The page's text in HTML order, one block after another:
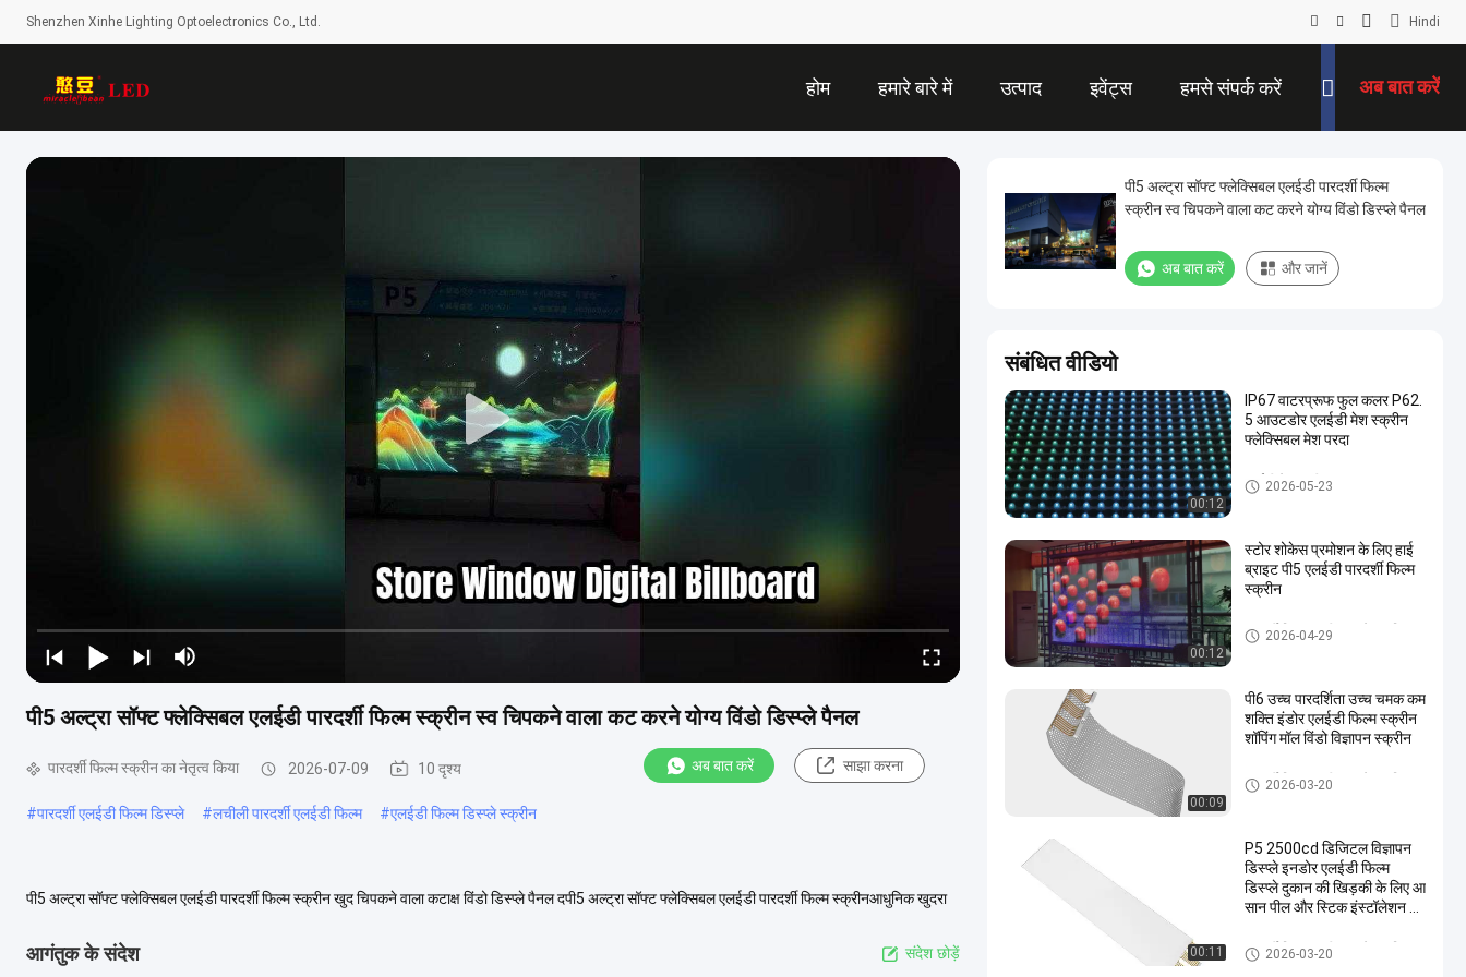
Shenzhen Xinhe Lighting Optoelectronics Co., Ltd. Hindi
होम हमारे बारे में उत्पाद इवेंट्स हमसे संपर्क करें अब बात करें
पी5 अल्ट्रा सॉफ्ट फ्लेक्सिबल एलईडी पारदर्शी फिल्म स्क्रीन स्व चिपकने वाला कट करने योग्य विंडो डिस्प्ले पैनल
पारदर्शी फिल्म स्क्रीन का नेतृत्व किया 2026-07-09 10 दृश्य अब बात करें साझा करना
#पारदर्शी एलईडी फिल्म डिस्प्ले #लचीली पारदर्शी एलईडी फिल्म #एलईडी फिल्म डिस्प्ले स्क्रीन
पी5 अल्ट्रा सॉफ्ट फ्लेक्सिबल एलईडी पारदर्शी फिल्म स्क्रीन खुद चिपकने वाला कटाक्ष विंडो डिस्प्ले पैनल दपी5 अल्ट्रा सॉफ्ट फ्लेक्सिबल एलईडी पारदर्शी फिल्म स्क्रीनआधुनिक खुदरा
आगंतुक के संदेश संदेश छोड़ें
पी5 अल्ट्रा सॉफ्ट फ्लेक्सिबल एलईडी पारदर्शी फिल्म
स्क्रीन स्व चिपकने वाला कट करने योग्य विंडो डिस्प्ले पैनल
अब बात करें और जानें
संबंधित वीडियो
00:12
IP67 वाटरप्रूफ फुल कलर P62.
5 आउटडोर एलईडी मेश स्क्रीन
फ्लेक्सिबल मेश परदा
एलईडी मेष स्क्रीन
2026-05-23
00:12
स्टोर शोकेस प्रमोशन के लिए हाई
ब्राइट पी5 एलईडी पारदर्शी फिल्म
स्क्रीन
पारदर्शी फिल्म स्क्रीन का नेतृत्व किया
2026-04-29
00:09
पी6 उच्च पारदर्शिता उच्च चमक कम
शक्ति इंडोर एलईडी फिल्म स्क्रीन
शॉपिंग मॉल विंडो विज्ञापन स्क्रीन
पारदर्शी फिल्म स्क्रीन का नेतृत्व किया
2026-03-20
00:11
P5 2500cd डिजिटल विज्ञापन
डिस्प्ले इनडोर एलईडी फिल्म
डिस्प्ले दुकान की खिड़की के लिए आ
सान पील और स्टिक इंस्टॉलेशन के
पारदर्शी फिल्म स्क्रीन का नेतृत्व किया
2026-03-20